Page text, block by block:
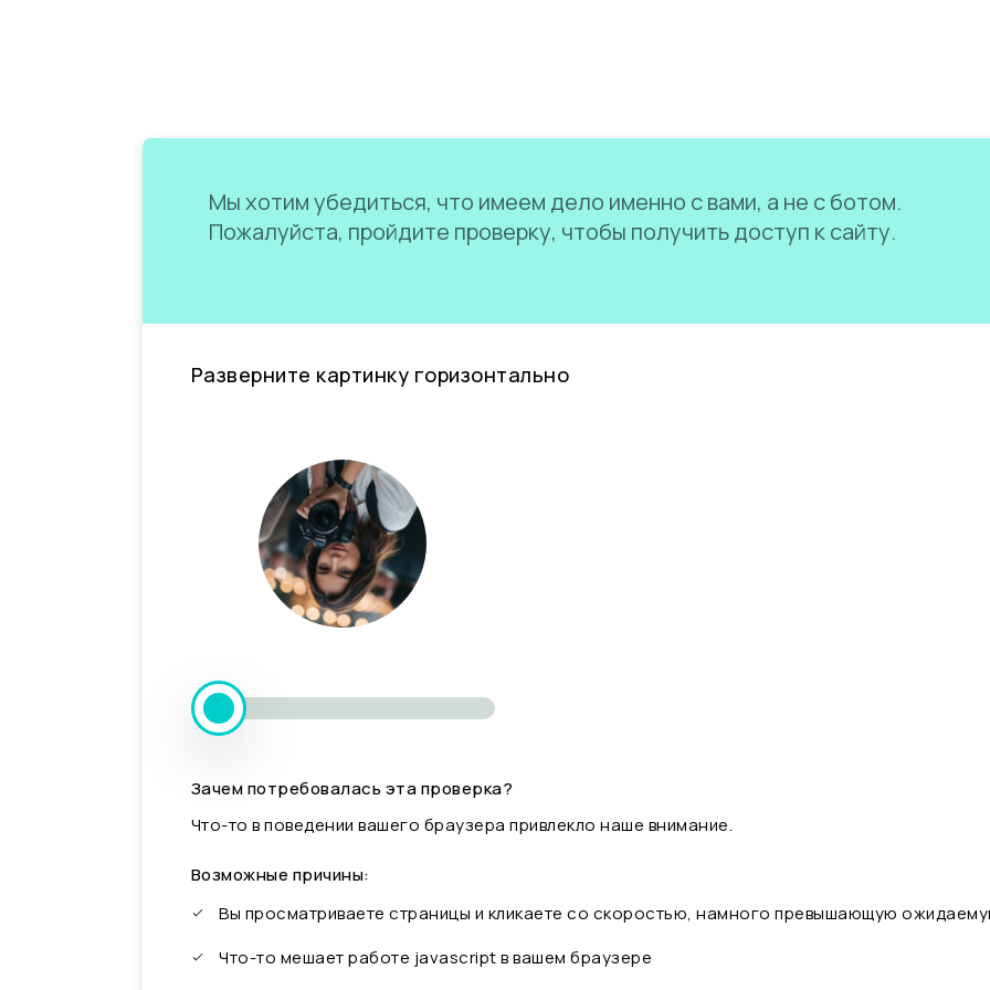
Мы хотим убедиться, что имеем дело именно с вами, а не с ботом.
Пожалуйста, пройдите проверку, чтобы получить доступ к сайту.
Разверните картинку горизонтально
Зачем потребовалась эта проверка?
Что-то в поведении вашего браузера привлекло наше внимание.
Возможные причины:
Вы просматриваете страницы и кликаете со скоростью, намного превышающую
Что-то мешает работе javascript в вашем браузере